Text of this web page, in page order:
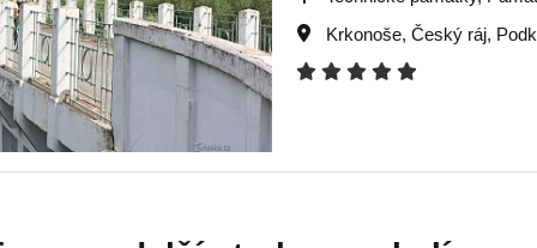
Krkonoše, Český ráj,